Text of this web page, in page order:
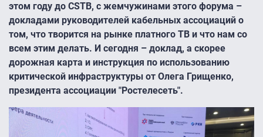
этом году до CSTB, с жемчужинами этого форума –
докладами руководителей кабельных ассоциаций о
том, что творится на рынке платного ТВ и что нам со
всем этим делать. И сегодня – доклад, а скорее
дорожная карта и инструкция по использованию
критической инфраструктуры от Олега Грищенко,
президента ассоциации "Ростелесеть".